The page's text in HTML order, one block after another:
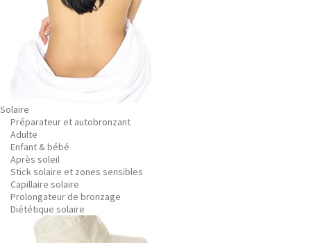
Solaire
Préparateur et autobronzant
Adulte
Enfant & bébé
Après soleil
Stick solaire et zones sensibles
Capillaire solaire
Prolongateur de bronzage
Diététique solaire